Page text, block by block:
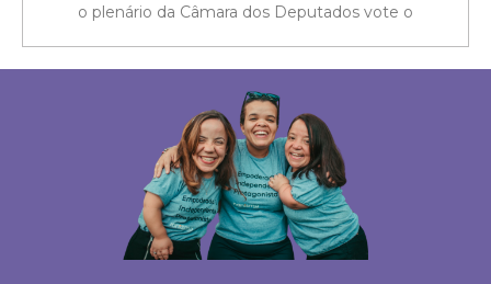
o plenário da Câmara dos Deputados vote o